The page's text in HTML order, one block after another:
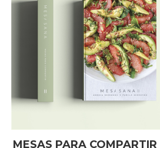
MESAS PARA COMPARTIR